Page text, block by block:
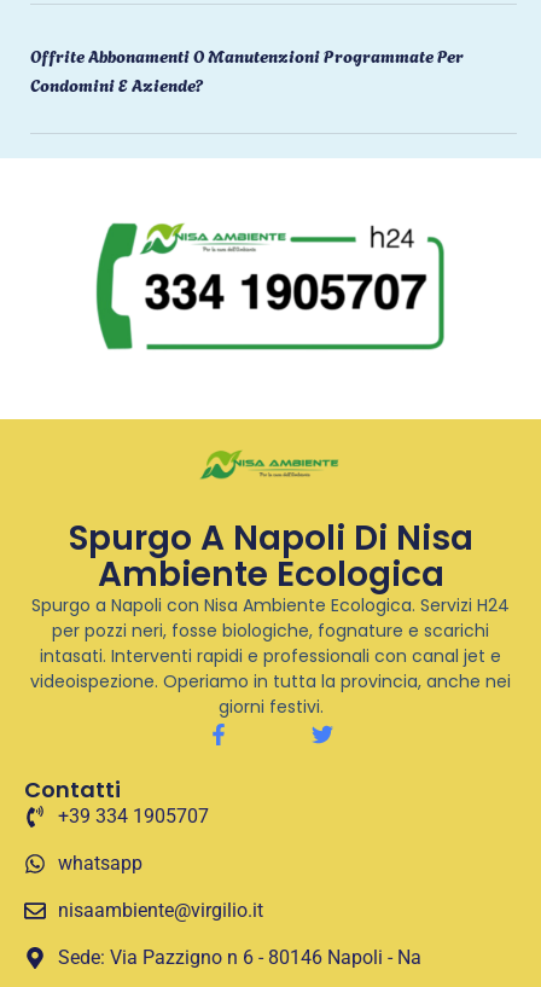
Offrite Abbonamenti O Manutenzioni Programmate Per
Condomini E Aziende?
Spurgo A Napoli Di Nisa
Ambiente Ecologica
Spurgo a Napoli con Nisa Ambiente Ecologica. Servizi H24
per pozzi neri, fosse biologiche, fognature e scarichi
intasati. Interventi rapidi e professionali con canal jet e
videoispezione. Operiamo in tutta la provincia, anche nei
giorni festivi.
Contatti
+39 334 1905707
whatsapp
nisaambiente@virgilio.it
Sede: Via Pazzigno n 6 - 80146 Napoli - Na